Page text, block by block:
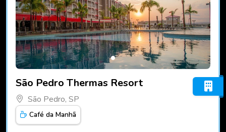
São Pedro Thermas Resort
São Pedro, SP
Café da Manhã